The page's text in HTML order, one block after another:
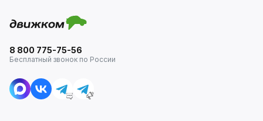
8 800 775-75-56
Бесплатный звонок по России